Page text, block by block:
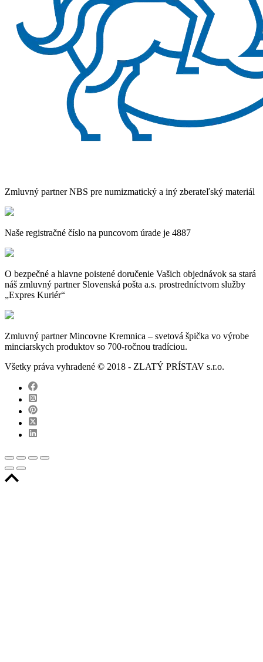
Zmluvný partner NBS pre numizmatický a iný zberateľský materiál
Naše registračné číslo na puncovom úrade je 4887
O bezpečné a hlavne poistené doručenie Vašich objednávok sa stará
náš zmluvný partner Slovenská pošta a.s. prostredníctvom služby
„Expres Kuriér“
Zmluvný partner Mincovne Kremnica – svetová špička vo výrobe
minciarskych produktov so 700-ročnou tradíciou.
Všetky práva vyhradené © 2018 - ZLATÝ PRÍSTAV s.r.o.